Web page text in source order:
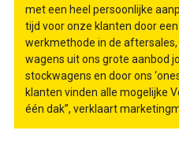
met een heel persoonlijke
tijd voor onze klanten door
werkmethode in de
wagens uit ons grote aanbod
stockwagens en door ons
klanten vinden alle mogelijke
één dak”, verklaart